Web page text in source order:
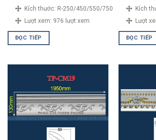
Kích thước: R-250/450/550/750
Lượt xem: 976 lượt xem
ĐỌC TIẾP
Kích
Lượt
ĐỌC TIẾP